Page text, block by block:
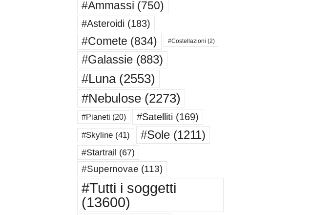
#Ammassi (750)
#Asteroidi (183)
#Comete (834) #Costellazioni (2)
#Galassie(883)
#Luna(2553)
#Nebulose(2273)
#Pianeti (20) #Satelliti (169)
#Skyline(41) #Sole(1211)
#Startrail (67)
#Supernovae (113)
#Tutti i soggetti
(13600)